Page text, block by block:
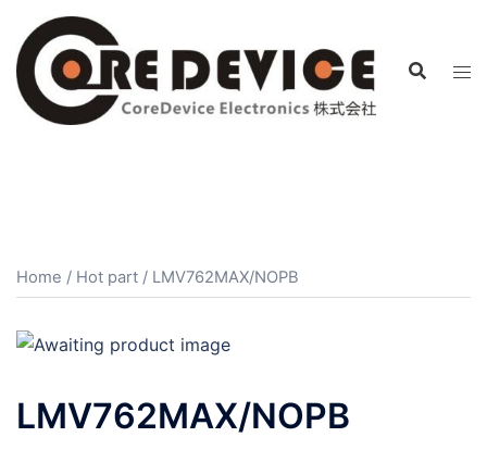
Home / Hot part / LMV762MAX/NOPB
LMV762MAX/NOPB